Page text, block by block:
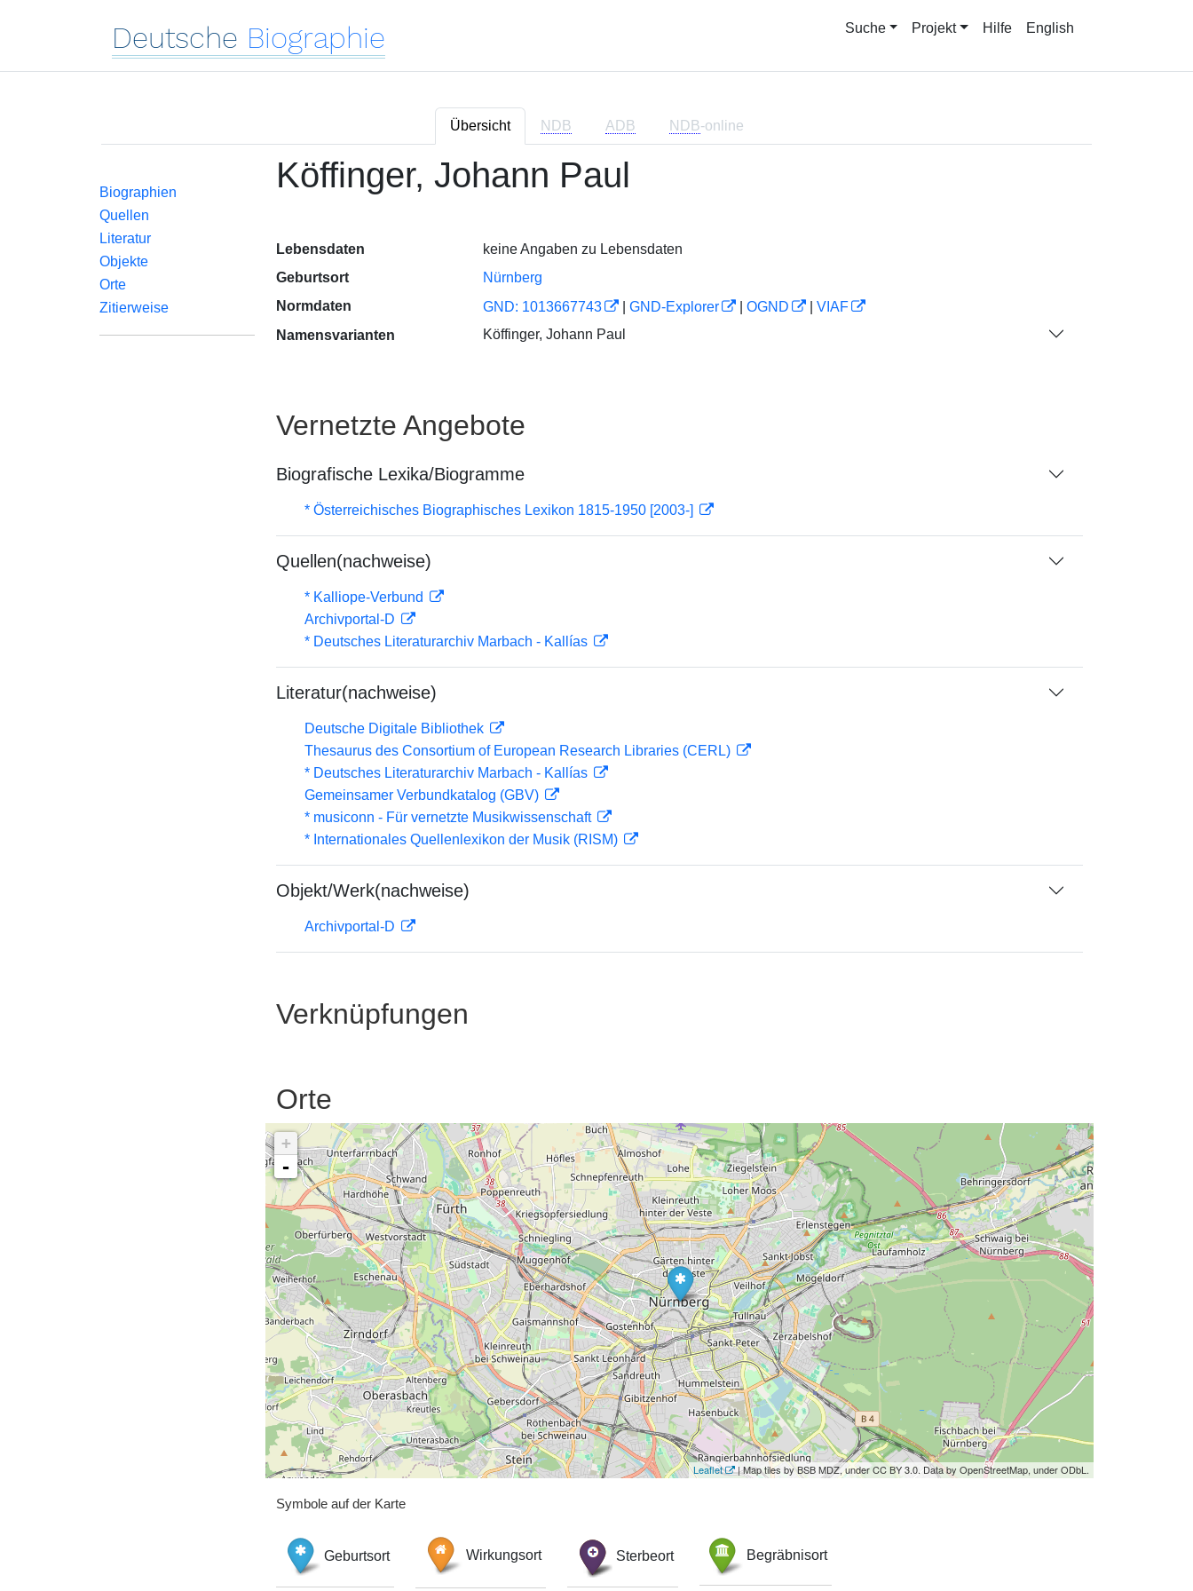
Deutsche Biographie Suche Projekt Hilfe English
Übersicht NDB ADB NDB-online
Biographien
Quellen
Literatur
Objekte
Orte
Zitierweise
Köffinger, Johann Paul
Lebensdaten
keine Angaben zu Lebensdaten
Geburtsort
Nürnberg
Normdaten
GND: 1013667743 GND-Explorer OGND
VIAF
Namensvarianten
Köffinger, Johann Paul
Vernetzte Angebote
Biografische Lexika/Biogramme
* Österreichisches Biographisches Lexikon 1815-1950 [2003-]
Quellen(nachweise)
* Kalliope-Verbund
Archivportal-D
* Deutsches Literaturarchiv Marbach - Kallías
Literatur(nachweise)
Deutsche Digitale Bibliothek
Thesaurus des Consortium of European Research Libraries (CERL)
* Deutsches Literaturarchiv Marbach - Kallías
Gemeinsamer Verbundkatalog (GBV)
* musiconn - Für vernetzte Musikwissenschaft
* Internationales Quellenlexikon der Musik (RISM)
Objekt/Werk(nachweise)
Archivportal-D
Verknüpfungen
Orte
+
-
Leaflet | Map tiles by BSB MDZ, under CC BY 3.0. Data by OpenStreetMap, under ODbL.
Symbole auf der Karte
Geburtsort Wirkungsort Sterbeort Begräbnisort